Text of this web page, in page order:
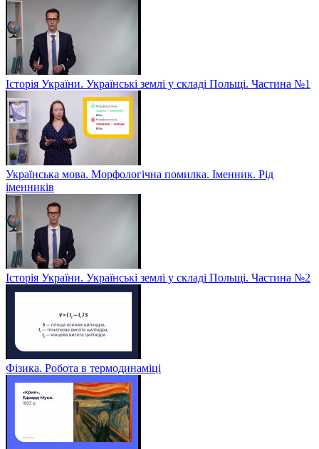
Історія України. Українські землі у складі Польщі. Частина №1
Українська мова. Морфологічна помилка. Іменник. Рід
іменників
Історія України. Українські землі у складі Польщі. Частина №2
Фізика. Робота в термодинаміці